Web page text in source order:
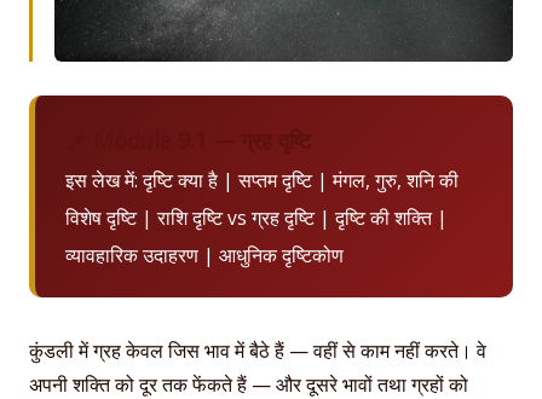
इस लेख में: दृष्टि क्या है | सप्तम दृष्टि | मंगल, गुरु, शनि की
विशेष दृष्टि | राशि दृष्टि vs ग्रह दृष्टि | दृष्टि की शक्ति |
व्यावहारिक उदाहरण | आधुनिक दृष्टिकोण
कुंडली में ग्रह केवल जिस भाव में बैठे हैं — वहीं से काम नहीं करते। वे
अपनी शक्ति को दूर तक फेंकते हैं — और दूसरे भावों तथा ग्रहों को